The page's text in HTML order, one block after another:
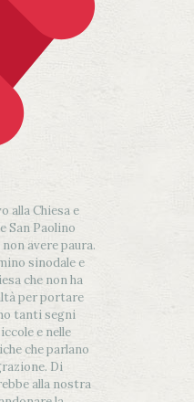
alla Chiesa e
San Paolino
avere paura.
sinodale e
che non ha
per portare
tanti segni
e nelle
che parlano
Di
alla nostra